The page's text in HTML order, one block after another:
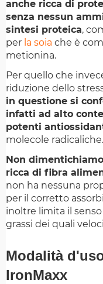
anche ricca di
senza nessun
sintesi proteica,
per la soia che è
metionina.
Per quello che
riduzione dello
in questione si
infatti ad alto
potenti
molecole radicaliche.
Non
ricca di fibra
non ha nessuna
per il corretto
inoltre limita il
grassi dei quali
Modalità
IronMaxx